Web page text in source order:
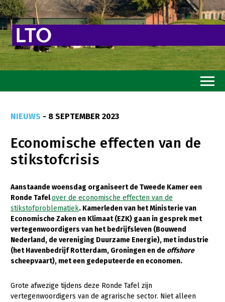
Goed eten
Mooi groen
Sterk ondernemerschap
Transitiepaden
Thema’s
Gezonde planten
Gezonde dieren
Bodem en water
NIEUWS - 8 SEPTEMBER 2023
Economische effecten van de
stikstofcrisis
Aanstaande woensdag organiseert de Tweede Kamer een
Ronde Tafelover de economische effecten van de
stikstofproblematiek. Kamerleden van het Ministerie van
Economische Zaken en Klimaat (EZK) gaan in gesprek met
vertegenwoordigers van het bedrijfsleven (Bouwend
Nederland, de vereniging Duurzame Energie), met industrie
(het Havenbedrijf Rotterdam, Groningen en de offshore
scheepvaart), met een gedeputeerde en economen.
Grote afwezige tijdens deze Ronde Tafel zijn
vertegenwoordigers van de agrarische sector. Niet alleen